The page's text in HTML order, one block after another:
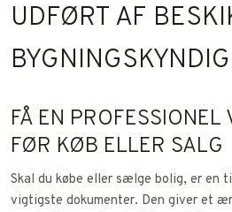
UDFØRT AF
BYGNINGSKYNDIG
FÅ EN PROFESSIONEL
FØR KØB ELLER SALG
Skal du købe eller sælge bolig, er en
vigtigste dokumenter. Den giver et